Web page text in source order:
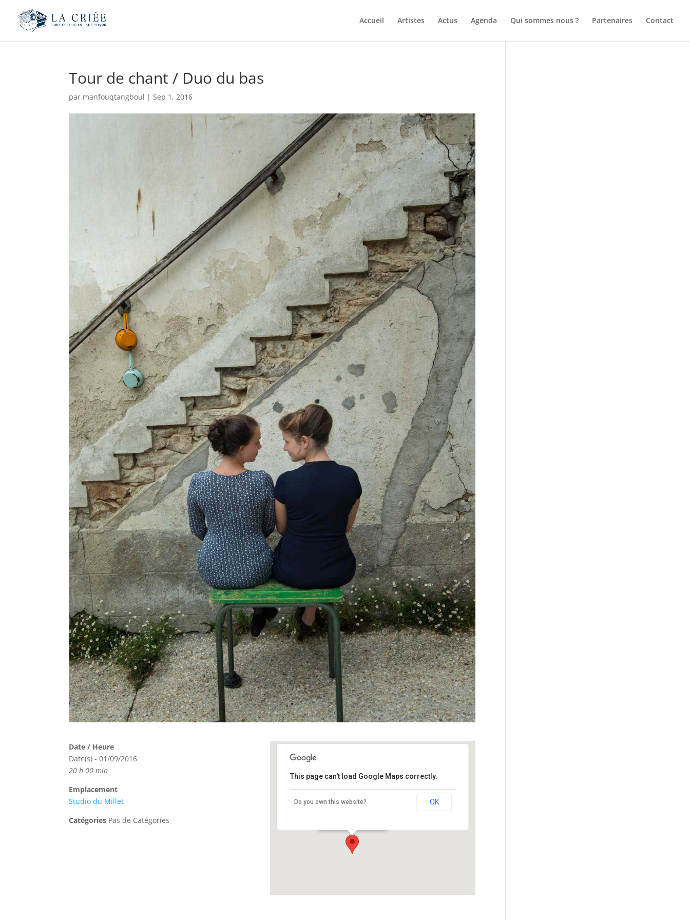
Accueil Artistes Actus Agenda Qui sommes nous ? Partenaires Contact
Tour de chant / Duo du bas
par manfouqtangboul |Sep 1, 2016
Studio du Millet
This page can't load Google Maps correctly.
Do you own this website? OK
Date / Heure
Date(s) - 01/09/2016
20 h 00 min
Emplacement
Studio du Millet
Catégories Pas de Catégories